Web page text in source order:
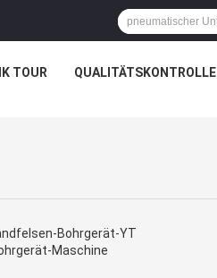
TOUR QUALITÄTSKONTROLLE
Bohrgerät-YT
Maschine